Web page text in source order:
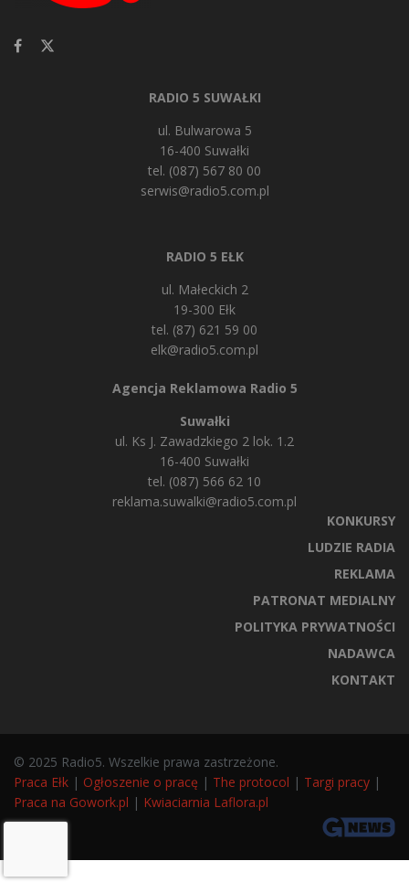
RADIO 5 SUWAŁKI
ul. Bulwarowa 5
16-400 Suwałki
tel. (087) 567 80 00
serwis@radio5.com.pl
RADIO 5 EŁK
ul. Małeckich 2
19-300 Ełk
tel. (87) 621 59 00
elk@radio5.com.pl
Agencja Reklamowa Radio 5
Suwałki
ul. Ks J. Zawadzkiego 2 lok. 1.2
16-400 Suwałki
tel. (087) 566 62 10
reklama.suwalki@radio5.com.pl
KONKURSY
LUDZIE RADIA
REKLAMA
PATRONAT MEDIALNY
POLITYKA PRYWATNOŚCI
NADAWCA
KONTAKT
© 2025 Radio5. Wszelkie prawa zastrzeżone.
Praca Ełk | Ogłoszenie o pracę | The protocol | Targi pracy |
Praca na Gowork.pl | Kwiaciarnia Laflora.pl